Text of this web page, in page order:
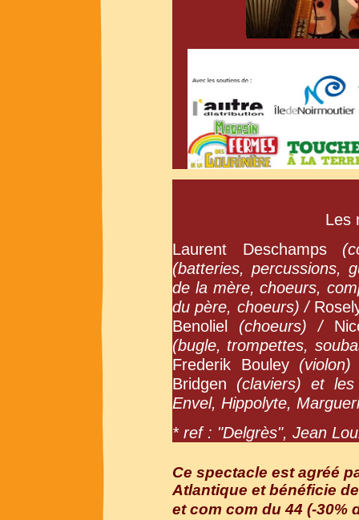
Les
Laurent Deschamps
(batteries, percussions,
de la mère, choeurs,
du père, choeurs) /
Benoliel (choeurs) /
(bugle, trompettes,
Frederik Bouley
Bridgen (claviers) et
Envel, Hippolyte,
* ref : "Delgrès", Jean
Ce spectacle est agréé
Atlantique et bénéficie
et com com du 44 (-30%